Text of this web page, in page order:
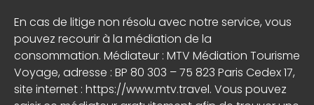
En cas de litige non résolu avec notre service, vous
pouvez recourir à la médiation de la
consommation. Médiateur : MTV Médiation Tourisme
Voyage, adresse : BP 80 303 – 75 823 Paris Cedex 17,
site internet : https://www.mtv.travel. Vous pouvez